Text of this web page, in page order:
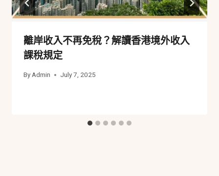
離岸收入不再免稅？解讀香港境外收入
課稅規定
By Admin July 7, 2025